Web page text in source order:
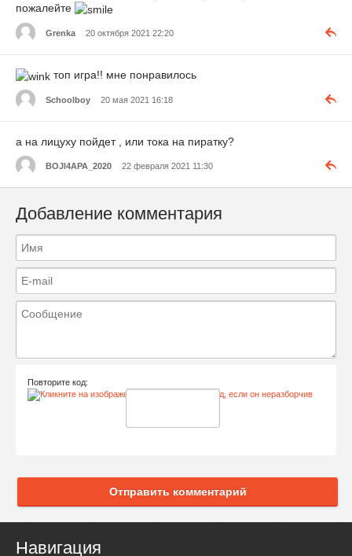
пожалейте
Grenka 20 октября 2021 22:20
топ игра!! мне понравилось
Schoolboy 20 мая 2021 16:18
а на лицуху пойдет , или тока на пиратку?
BOJl4APA_2020 22 февраля 2021 11:30
Добавление комментария
Повторите код:
Отправить комментарий
Навигация